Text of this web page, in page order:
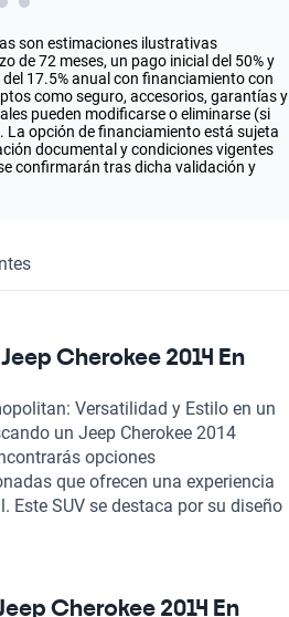
son estimaciones ilustrativas
de 72 meses, un pago inicial del 50% y
17.5% anual con financiamiento con
como seguro, accesorios, garantías y
pueden modificarse o eliminarse (si
La opción de financiamiento está sujeta
documental y condiciones vigentes
confirmarán tras dicha validación y
Cherokee 2014 En
Versatilidad y Estilo en un
un Jeep Cherokee 2014
opciones
que ofrecen una experiencia
Este SUV se destaca por su diseño
para la ciudad como para la
de combustible. El Jeep
Cherokee 2014 En